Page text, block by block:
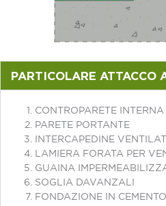
PARTICOLARE ATTACCO
CONTROPARETE INTERNA
PARETE PORTANTE
INTERCAPEDINE
LAMIERA FORATA PER
GUAINA
SOGLIA DAVANZALI
FONDAZIONE IN